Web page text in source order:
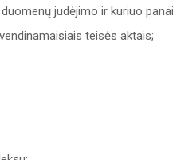
judėjimo ir kuriuo
teisės aktais;